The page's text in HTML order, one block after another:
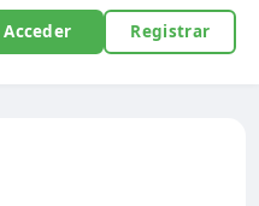
Acceder Registrar